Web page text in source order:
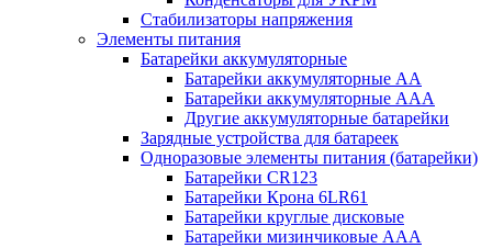
Стабилизаторы напряжения
Элементы питания
Батарейки аккумуляторные
Батарейки аккумуляторные АА
Батарейки аккумуляторные ААА
Другие аккумуляторные батарейки
Зарядные устройства для батареек
Одноразовые элементы питания (батарейки)
Батарейки CR123
Батарейки Крона 6LR61
Батарейки круглые дисковые
Батарейки мизинчиковые ААА